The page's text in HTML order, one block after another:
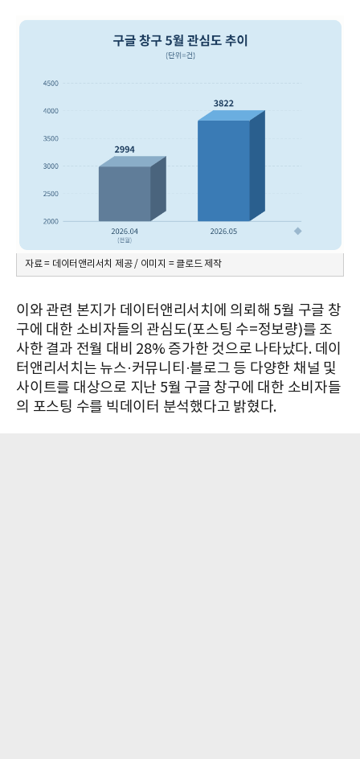
자료 = 데이터앤리서치 제공 / 이미지 = 클로드 제작
이와 관련 본지가 데이터앤리서치에 의뢰해 5월 구글 창
구에 대한 소비자들의 관심도(포스팅 수=정보량)를 조
사한 결과 전월 대비 28% 증가한 것으로 나타났다. 데이
터앤리서치는 뉴스·커뮤니티·블로그 등 다양한 채널 및
사이트를 대상으로 지난 5월 구글 창구에 대한 소비자들
의 포스팅 수를 빅데이터 분석했다고 밝혔다.